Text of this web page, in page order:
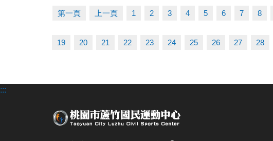
第一頁 上一頁 1 2 3 4 5 6 7 8
19 20 21 22 23 24 25 26 27 28
:::